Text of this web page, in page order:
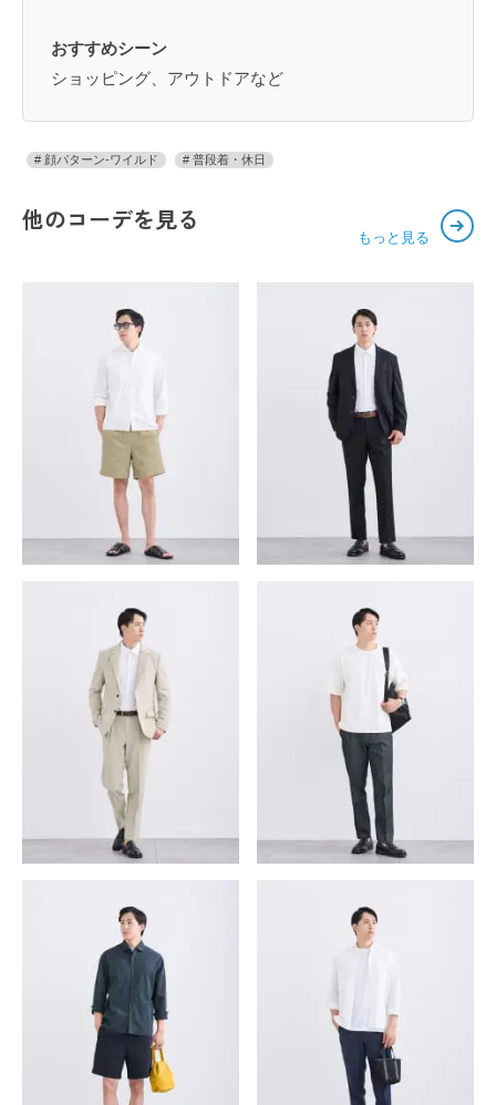
おすすめシーン
ショッピング、アウトドアなど
顔パターン-ワイルド 普段着・休日
他のコーデを見る
もっと見る